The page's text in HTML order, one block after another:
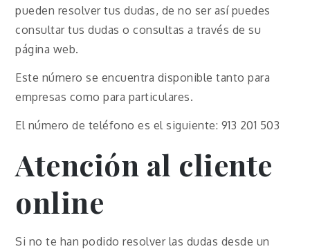
pueden resolver tus dudas, de no ser así puedes
consultar tus dudas o consultas a través de su
página web.
Este número se encuentra disponible tanto para
empresas como para particulares.
El número de teléfono es el siguiente: 913 201 503
Atención al cliente
online
Si no te han podido resolver las dudas desde un